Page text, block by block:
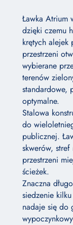
Ławka Atrium
dzięki czemu
krętych alejek
przestrzeni
wybierane
terenów
standardowe,
optymalne.
Stalowa
do
publicznej.
skwerów,
przestrzeni
ścieżek.
Znaczna
siedzenie
nadaje się do